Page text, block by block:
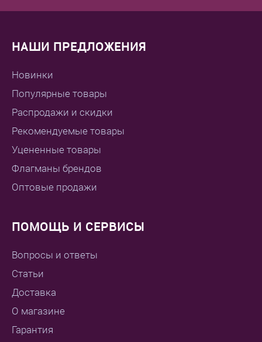
НАШИ ПРЕДЛОЖЕНИЯ
Новинки
Популярные товары
Распродажи и скидки
Рекомендуемые товары
Уцененные товары
Флагманы брендов
Оптовые продажи
ПОМОЩЬ И СЕРВИСЫ
Вопросы и ответы
Статьи
Доставка
О магазине
Гарантия